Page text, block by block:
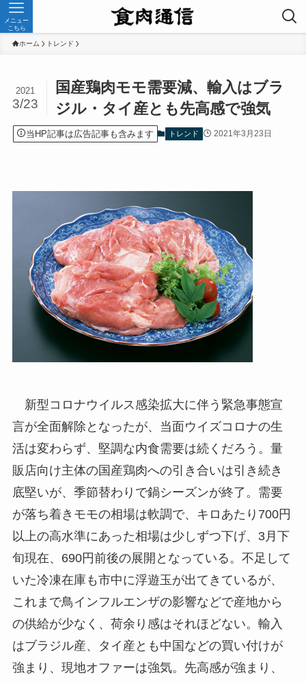
メニュー
こちら
ホーム トレンド
国産鶏肉モモ需要減、輸入はブラ
ジル・タイ産とも先高感で強気
2021
3/23
当HP記事は広告記事も含みます トレンド 2021年3月23日
新型コロナウイルス感染拡大に伴う緊急事態宣
言が全面解除となったが、当面ウイズコロナの生
活は変わらず、堅調な内食需要は続くだろう。量
販店向け主体の国産鶏肉への引き合いは引き続き
底堅いが、季節替わりで鍋シーズンが終了。需要
が落ち着きモモの相場は軟調で、キロあたり700円
以上の高水準にあった相場は少しずつ下げ、3月下
旬現在、690円前後の展開となっている。不足して
いた冷凍在庫も市中に浮遊玉が出てきているが、
これまで鳥インフルエンザの影響などで産地から
の供給が少なく、荷余り感はそれほどない。輸入
はブラジル産、タイ産とも中国などの買い付けが
強まり、現地オファーは強気。先高感が強まり、